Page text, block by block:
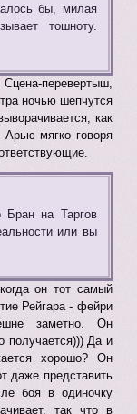
бы, милая
тошноту.
перевертыш,
ночью шепчутся
как
Арью мягко говоря
Бран на Таргов
или вы
он тот самый
Рейгара - фейри
заметно. Он
получается))) Да и
хорошо? Он
даже представить
боя в одиночку
так что в